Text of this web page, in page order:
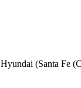
Hyundai (Santa Fe